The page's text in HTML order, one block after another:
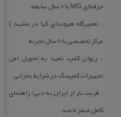
حرفه‌ای MG با ۱۰ سال سابقه
:: تعمیرگاه هیوندای كیا در مشهد |
مركز تخصصی با ۱۰ سال تجربه
:: ریوان كمپ، تعهد به تحویل امن
تجهیزات كمپینگ در شرایط بحرانی
:: فریت بار از ایران به دبی؛ راهنمای
كامل صفر تا صد